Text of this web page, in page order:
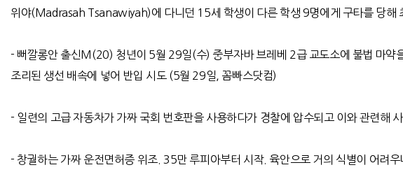
위야(Madrasah Tsanawiyah)에 다니던 15세 학생이 다른 학생 9명에게 구타를 당해
- 뻐깔롱안 출신 M(20) 청년이 5월 29일(수) 중부자바 브레베 2급 교도소에 불법 마약
조리된 생선 배속에 넣어 반입 시도(5월 29일, 꼼빠스닷컴)
- 일련의 고급 자동차가 가짜 국회 번호판을 사용하다가 경찰에 압수되고 이와 관련해
- 창궐하는 가짜 운전면허증 위조. 35만 루피아부터 시작. 육안으로 거의 식별이 어려